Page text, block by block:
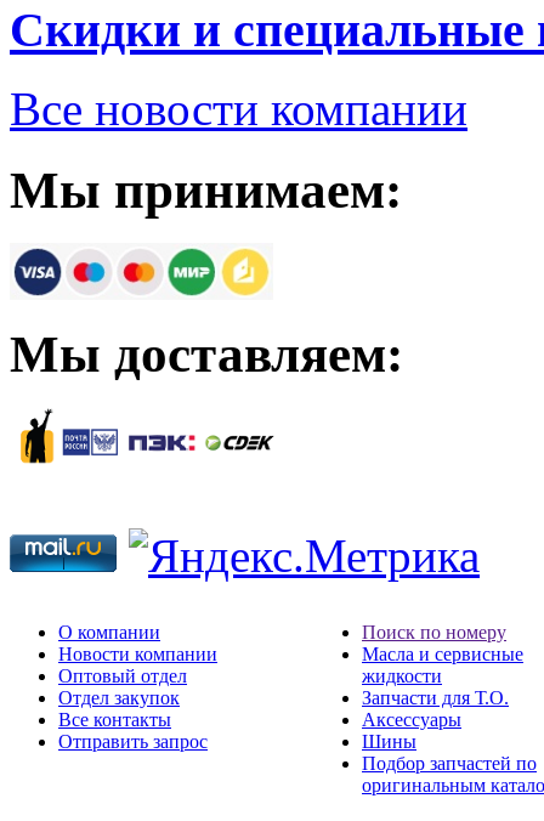
Скидки и специальные
Все новости компании
Мы принимаем:
Мы доставляем:
О компании
Новости компании
Оптовый отдел
Отдел закупок
Все контакты
Отправить запрос
Поиск по номеру
Масла и сервисные
жидкости
Запчасти для Т.О.
Аксессуары
Шины
Подбор запчастей по
оригинальным